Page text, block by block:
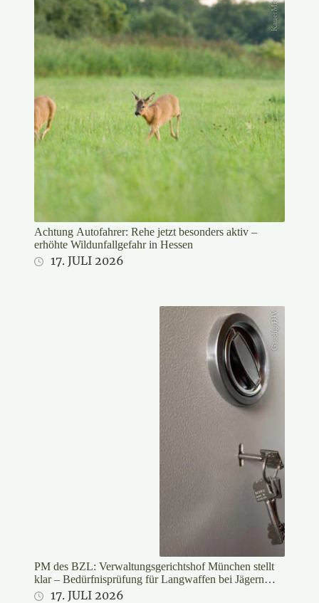
Achtung Autofahrer: Rehe jetzt besonders aktiv –
erhöhte Wildunfallgefahr in Hessen
17. JULI 2026
Gaudig/DJV
PM des BZL: Verwaltungsgerichtshof München stellt
klar – Bedürfnisprüfung für Langwaffen bei Jägern
rechtswidrig
17. JULI 2026